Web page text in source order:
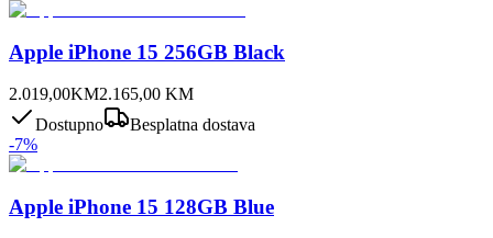
Apple iPhone 15 256GB Black
2.019,00KM2.165,00 KM
Dostupno
Besplatna dostava
-7%
Apple iPhone 15 128GB Blue